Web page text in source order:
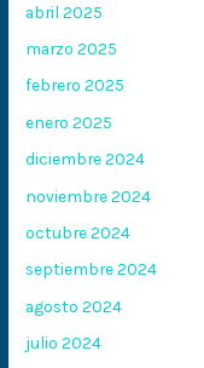
abril 2025
marzo 2025
febrero 2025
enero 2025
diciembre 2024
noviembre 2024
octubre 2024
septiembre 2024
agosto 2024
julio 2024